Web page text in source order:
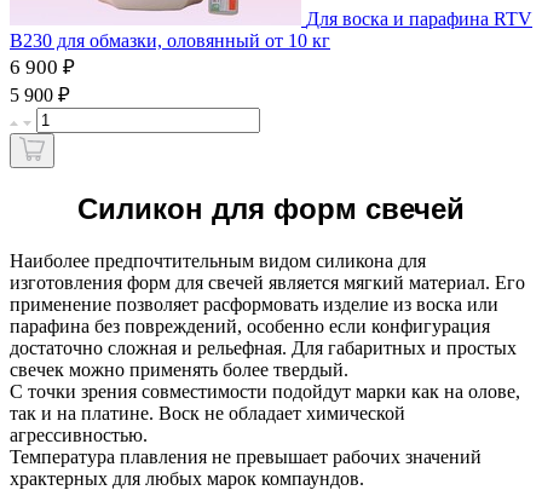
Для воска и парафина RTV
B230 для обмазки, оловянный от 10 кг
6 900 ₽
5 900 ₽
Силикон для форм свечей
Наиболее предпочтительным видом силикона для
изготовления форм для свечей является мягкий материал. Его
применение позволяет расформовать изделие из воска или
парафина без повреждений, особенно если конфигурация
достаточно сложная и рельефная. Для габаритных и простых
свечек можно применять более твердый.
С точки зрения совместимости подойдут марки как на олове,
так и на платине. Воск не обладает химической
агрессивностью.
Температура плавления не превышает рабочих значений
храктерных для любых марок компаундов.